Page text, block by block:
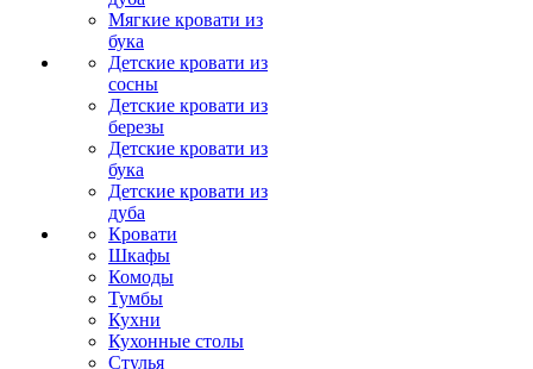
Мягкие кровати из
бука
Детские кровати из
сосны
Детские кровати из
березы
Детские кровати из
бука
Детские кровати из
дуба
Кровати
Шкафы
Комоды
Тумбы
Кухни
Кухонные столы
Стулья